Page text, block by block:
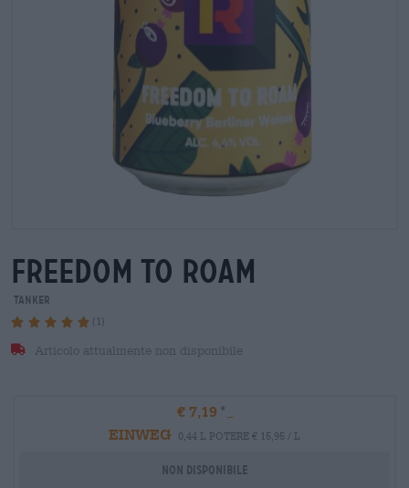
freedom to roam
Tanker
(1)
Articolo attualmente non disponibile
€ 7,19
EINWEG
0,44 L POTERE € 15,95 / L
Non disponibile